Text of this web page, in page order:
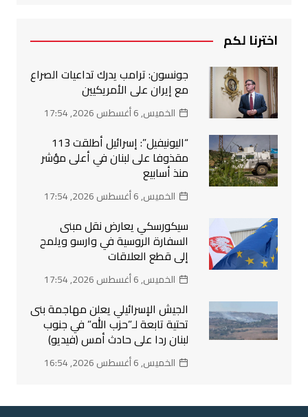
اخترنا لكم
جونسون: ترامب يدرك تداعيات الصراع
مع إيران على الأمريكيين
الخميس, 6 أغسطس 2026, 17:54
“اليونيفيل”: إسرائيل أطلقت 113
مقذوفا على لبنان في أعلى مؤشر
منذ أسابيع
الخميس, 6 أغسطس 2026, 17:54
سيكورسكي يعارض نقل مبنى
السفارة الروسية في وارسو ويلمح
إلى قطع العلاقات
الخميس, 6 أغسطس 2026, 17:54
الجيش الإسرائيلي يعلن مهاجمة بنى
تحتية تابعة لـ”حزب الله” في جنوب
لبنان ردا على حادث أمس (فيديو)
الخميس, 6 أغسطس 2026, 16:54